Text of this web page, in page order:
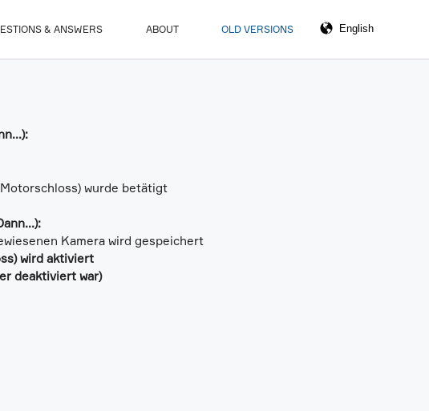
& ANSWERS ABOUT OLD VERSIONS
wurde betätigt
Kamera wird gespeichert
wird aktiviert
deaktiviert war)